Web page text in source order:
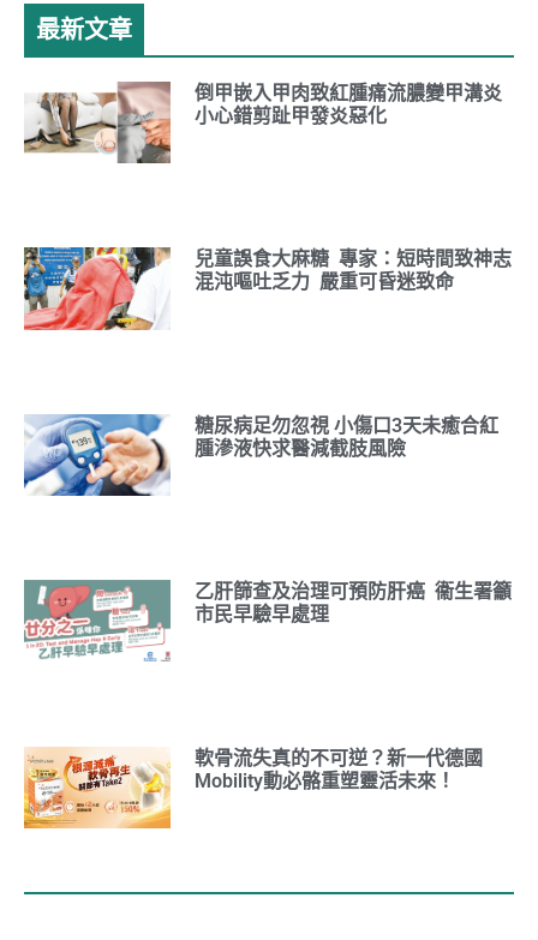
最新文章
倒甲嵌入甲肉致紅腫痛流膿變甲溝炎
小心錯剪趾甲發炎惡化
兒童誤食大麻糖 專家：短時間致神志
混沌嘔吐乏力 嚴重可昏迷致命
糖尿病足勿忽視 小傷口3天未癒合紅
腫滲液快求醫減截肢風險
乙肝篩查及治理可預防肝癌 衞生署籲
市民早驗早處理
軟骨流失真的不可逆？新一代德國
Mobility動必骼重塑靈活未來！